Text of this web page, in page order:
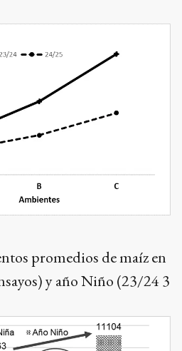
promedios de maíz en
y año Niño (23/24 3